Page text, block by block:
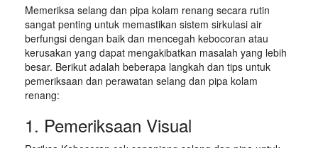
Memeriksa selang dan pipa kolam renang secara rutin
sangat penting untuk memastikan sistem sirkulasi air
berfungsi dengan baik dan mencegah kebocoran atau
kerusakan yang dapat mengakibatkan masalah yang lebih
besar. Berikut adalah beberapa langkah dan tips untuk
pemeriksaan dan perawatan selang dan pipa kolam
renang:
1. Pemeriksaan Visual